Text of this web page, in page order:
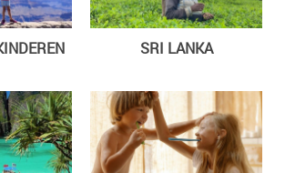
SRI LANKA